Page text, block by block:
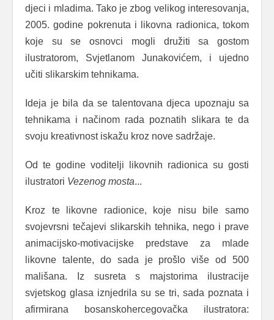
djeci i mladima. Tako je zbog velikog interesovanja,
2005. godine pokrenuta i likovna radionica, tokom
koje su se osnovci mogli družiti sa gostom
ilustratorom, Svjetlanom Junakovićem, i ujedno
učiti slikarskim tehnikama.
Ideja je bila da se talentovana djeca upoznaju sa
tehnikama i načinom rada poznatih slikara te da
svoju kreativnost iskažu kroz nove sadržaje.
Od te godine voditelji likovnih radionica su gosti
ilustratori Vezenog mosta...
Kroz te likovne radionice, koje nisu bile samo
svojevrsni tečajevi slikarskih tehnika, nego i prave
animacijsko-motivacijske predstave za mlade
likovne talente, do sada je prošlo više od 500
mališana. Iz susreta s majstorima ilustracije
svjetskog glasa iznjedrila su se tri, sada poznata i
afirmirana bosanskohercegovačka ilustratora: